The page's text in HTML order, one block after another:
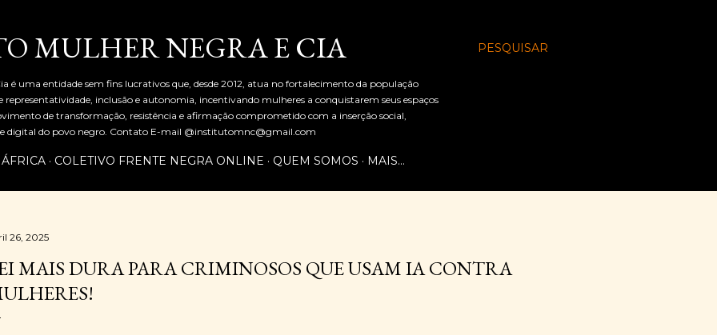
PESQUISAR
MULHER NEGRA E CIA
é uma entidade sem fins lucrativos que, desde 2012, atua no fortalecimento da população
representatividade, inclusão e autonomia, incentivando mulheres a conquistarem seus espaços
de transformação, resistência e afirmação comprometido com a inserção social,
digital do povo negro. Contato E-mail @institutomnc@gmail.com
COLETIVO FRENTE NEGRA ONLINE QUEM SOMOS MAIS…
26, 2025
MAIS DURA PARA CRIMINOSOS QUE USAM IA CONTRA